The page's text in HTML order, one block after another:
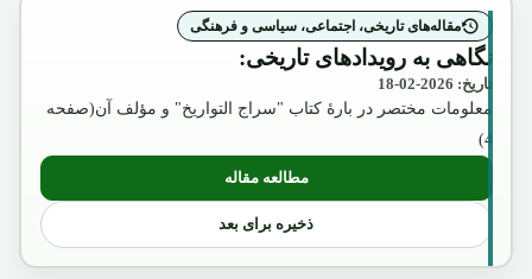
مقاله‌های تاریخی، اجتماعی، سیاسی و فرهنگی
نگاهی به رویدادهای تاریخی:
تاریخ: 2026-02-18
معلومات مختصر در بارۀ کتاب "سراج التواریخ" و مؤلف آن(صفحه
4)
مطالعه مقاله: نگاهی به رویدادهای تاریخی:
ذخیره برای بعد